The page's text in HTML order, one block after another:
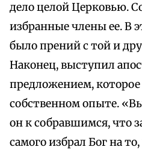
дело целой Церковью.
избранные члены ее. В
было прений с той и
Наконец, выступил
предложением,
собственном опыте.
он к собравшимся, что
самого избрал Бог на